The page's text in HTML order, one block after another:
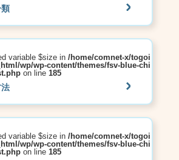
variable $size in /home/comnet-x/togoi
wp/wp-content/themes/fsv-blue-chi
on line 185
variable $size in /home/comnet-x/togoi
wp/wp-content/themes/fsv-blue-chi
on line 185